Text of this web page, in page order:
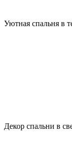
Уютная спальня в
Декор спальни в